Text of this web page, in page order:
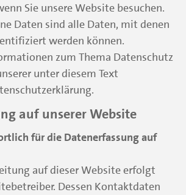
Sie unsere Website besuchen.
Daten sind alle Daten, mit denen
werden können.
zum Thema Datenschutz
unter diesem Text
auf unserer Website
für die Datenerfassung auf
auf dieser Website erfolgt
Dessen Kontaktdaten